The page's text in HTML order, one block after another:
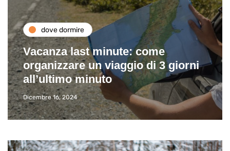
dove dormire
Vacanza last minute: come
organizzare un viaggio di 3 giorni
all’ultimo minuto
Dicembre 16, 2024